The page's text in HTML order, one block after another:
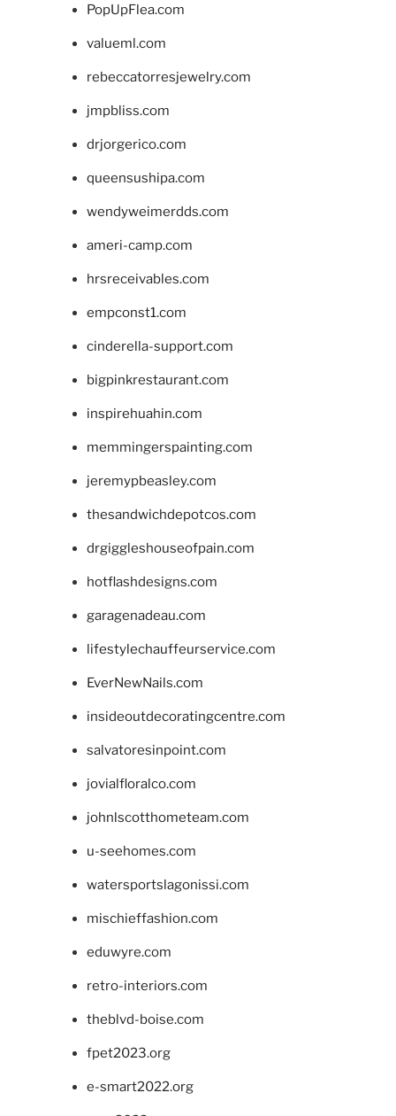
PopUpFlea.com
valueml.com
rebeccatorresjewelry.com
jmpbliss.com
drjorgerico.com
queensushipa.com
wendyweimerdds.com
ameri-camp.com
hrsreceivables.com
empconst1.com
cinderella-support.com
bigpinkrestaurant.com
inspirehuahin.com
memmingerspainting.com
jeremypbeasley.com
thesandwichdepotcos.com
drgiggleshouseofpain.com
hotflashdesigns.com
garagenadeau.com
lifestylechauffeurservice.com
EverNewNails.com
insideoutdecoratingcentre.com
salvatoresinpoint.com
jovialfloralco.com
johnlscotthometeam.com
u-seehomes.com
watersportslagonissi.com
mischieffashion.com
eduwyre.com
retro-interiors.com
theblvd-boise.com
fpet2023.org
e-smart2022.org